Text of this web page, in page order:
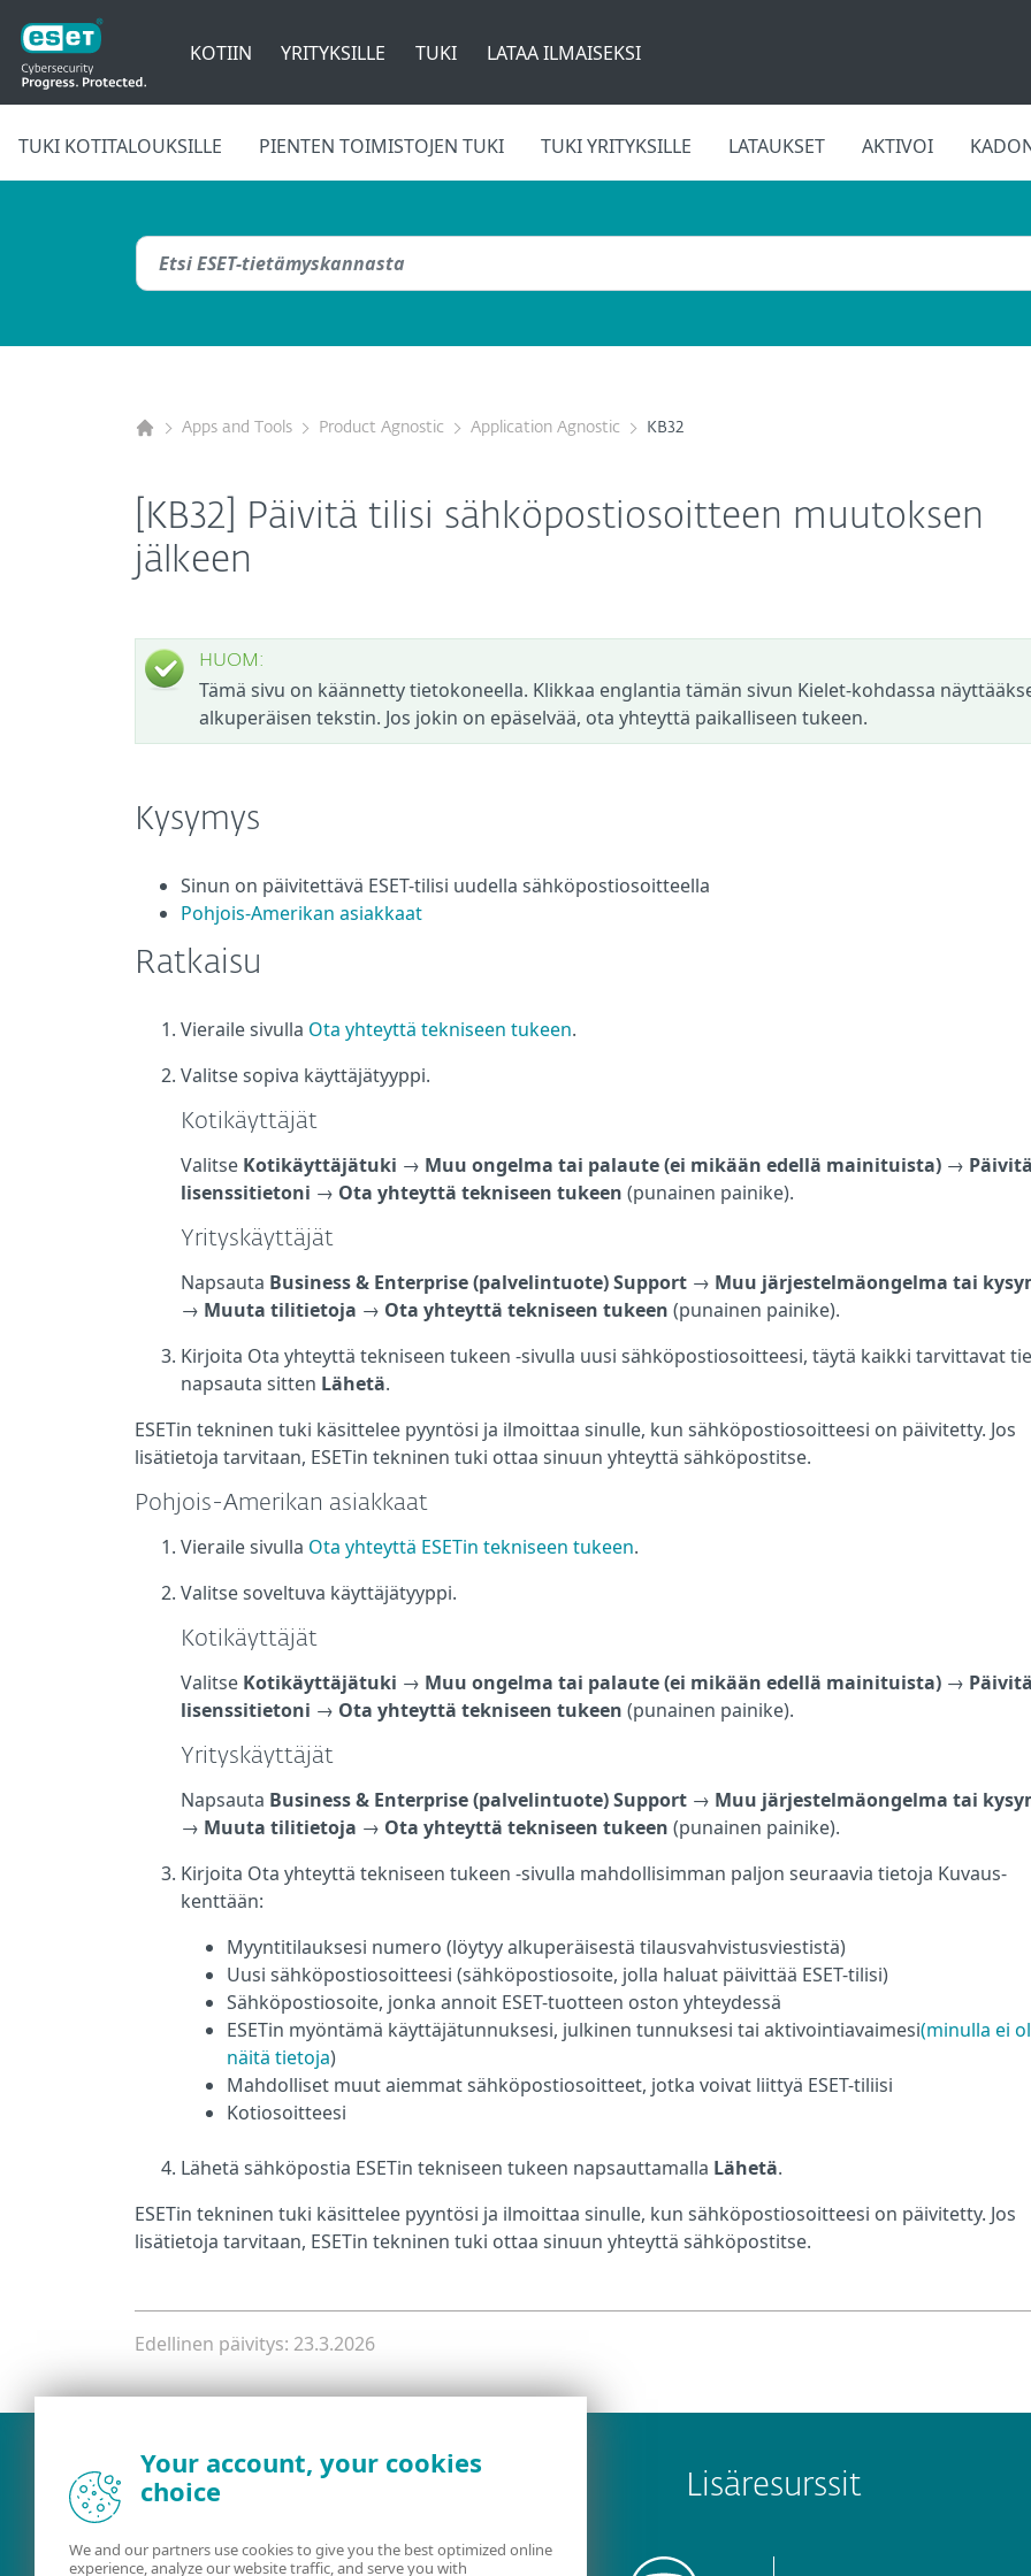
KOTIIN YRITYKSILLE TUKI LATAA ILMAISEKSI
TUKI KOTITALOUKSILLE PIENTEN TOIMISTOJEN TUKI TUKI YRITYKSILLE LATAUKSET AKTIVOI
Apps and Tools Product Agnostic Application Agnostic KB32
[KB32] Päivitä tilisi sähköpostiosoitteen muutoksen
jälkeen
HUOM:
Tämä sivu on käännetty tietokoneella. Klikkaa englantia tämän sivun Kielet-kohdassa
alkuperäisen tekstin. Jos jokin on epäselvää, ota yhteyttä paikalliseen tukeen.
Kysymys
Sinun on päivitettävä ESET-tilisi uudella sähköpostiosoitteella
Pohjois-Amerikan asiakkaat
Ratkaisu
Vieraile sivulla Ota yhteyttä tekniseen tukeen.
Valitse sopiva käyttäjätyyppi.
Kotikäyttäjät
Valitse Kotikäyttäjätuki → Muu ongelma tai palaute (ei mikään edellä mainituista) → Päivitä
lisenssitietoni → Ota yhteyttä tekniseen tukeen (punainen painike).
Yrityskäyttäjät
Napsauta Business & Enterprise (palvelintuote) Support → Muu järjestelmäongelma tai
→ Muuta tilitietoja → Ota yhteyttä tekniseen tukeen (punainen painike).
Kirjoita Ota yhteyttä tekniseen tukeen -sivulla uusi sähköpostiosoitteesi, täytä kaikki tarvittavat
napsauta sitten Lähetä.
ESETin tekninen tuki käsittelee pyyntösi ja ilmoittaa sinulle, kun sähköpostiosoitteesi on päivitetty. Jos
lisätietoja tarvitaan, ESETin tekninen tuki ottaa sinuun yhteyttä sähköpostitse.
Pohjois-Amerikan asiakkaat
Vieraile sivulla Ota yhteyttä ESETin tekniseen tukeen.
Valitse soveltuva käyttäjätyyppi.
Kotikäyttäjät
Valitse Kotikäyttäjätuki → Muu ongelma tai palaute (ei mikään edellä mainituista) → Päivitä
lisenssitietoni → Ota yhteyttä tekniseen tukeen (punainen painike).
Yrityskäyttäjät
Napsauta Business & Enterprise (palvelintuote) Support → Muu järjestelmäongelma tai
→ Muuta tilitietoja → Ota yhteyttä tekniseen tukeen (punainen painike).
Kirjoita Ota yhteyttä tekniseen tukeen -sivulla mahdollisimman paljon seuraavia tietoja Kuvaus-
kenttään:
Myyntitilauksesi numero (löytyy alkuperäisestä tilausvahvistusviestistä)
Uusi sähköpostiosoitteesi (sähköpostiosoite, jolla haluat päivittää ESET-tilisi)
Sähköpostiosoite, jonka annoit ESET-tuotteen oston yhteydessä
ESETin myöntämä käyttäjätunnuksesi, julkinen tunnuksesi tai aktivointiavaimesi(minulla ei
näitä tietoja)
Mahdolliset muut aiemmat sähköpostiosoitteet, jotka voivat liittyä ESET-tiliisi
Kotiosoitteesi
Lähetä sähköpostia ESETin tekniseen tukeen napsauttamalla Lähetä.
ESETin tekninen tuki käsittelee pyyntösi ja ilmoittaa sinulle, kun sähköpostiosoitteesi on päivitetty. Jos
lisätietoja tarvitaan, ESETin tekninen tuki ottaa sinuun yhteyttä sähköpostitse.
Edellinen päivitys: 23.3.2026
Lisäresurssit
Your account, your cookies
choice
We and our partners use cookies to give you the best optimized online
experience, analyze our website traffic, and serve you with